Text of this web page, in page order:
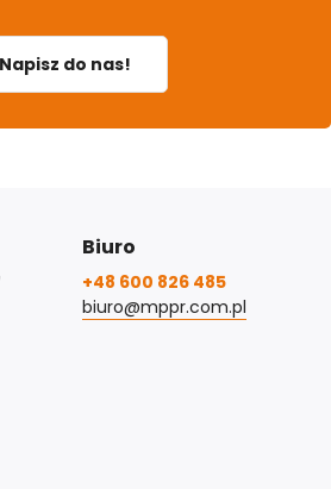
Napisz do nas!
Biuro
+48 600 826 485
biuro@mppr.com.pl